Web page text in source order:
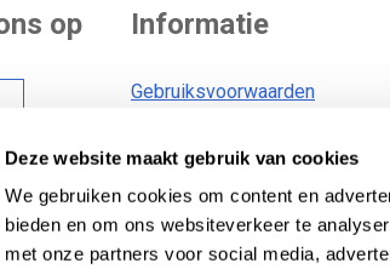
Deze website maakt gebruik van cookies
We gebruiken cookies om content en
bieden en om ons websiteverkeer te
met onze partners voor social media,
op Informatie
Gebruiksvoorwaarden
Algemene voorwaarden
Cookiebeleid
Privacybeleid